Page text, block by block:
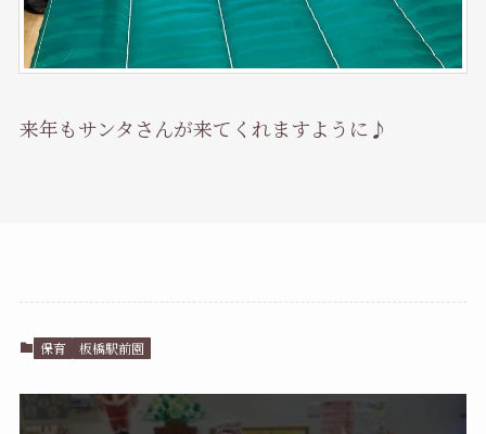
来年もサンタさんが来てくれますように♪
保育 板橋駅前園